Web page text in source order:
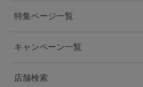
特集ページ一覧
キャンペーン一覧
店舗検索